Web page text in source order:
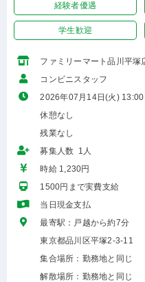
経験者優遇
学生歓迎
ファミリーマート品川平塚
コンビニスタッフ
2026年07月14日(火)
休憩なし
残業なし
募集人数 1人
時給 1,230円
1500円まで実費支給
当日現金支払
最寄駅：戸越から約7分
東京都品川区平塚2-3-11
集合場所：勤務地と同じ
解散場所：勤務地と同じ